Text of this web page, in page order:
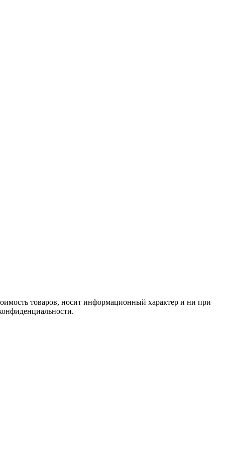
товаров, носит информационный характер и ни при